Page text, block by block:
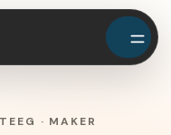
· MAKER